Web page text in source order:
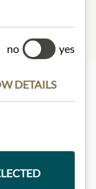
no yes
DETAILS